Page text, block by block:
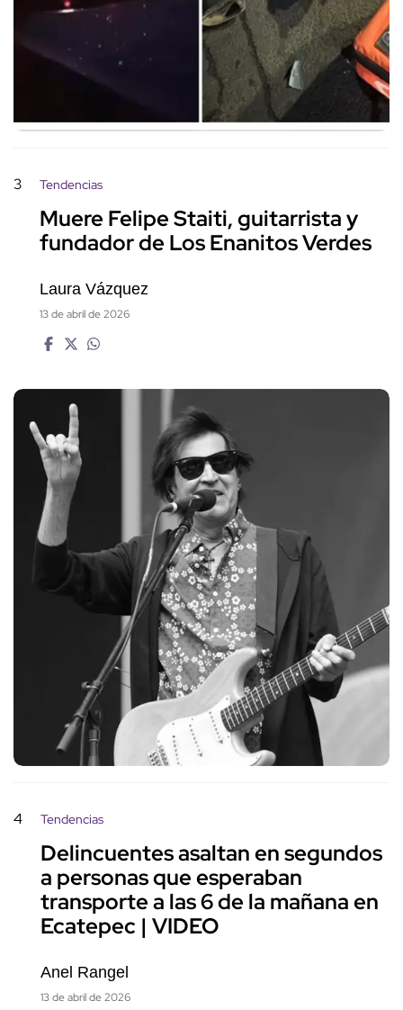
3 Tendencias
Muere Felipe Staiti, guitarrista y
fundador de Los Enanitos Verdes
Laura Vázquez
13 de abril de 2026
4 Tendencias
Delincuentes asaltan en segundos
a personas que esperaban
transporte a las 6 de la mañana en
Ecatepec | VIDEO
Anel Rangel
13 de abril de 2026